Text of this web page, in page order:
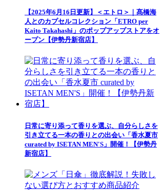
【2025年6月16日更新】＜エトロ＞｜髙橋海
人とのカプセルコレクション「ETRO per
Kaito Takahashi」のポップアップストアをオ
ープン【伊勢丹新宿店】
日常に寄り添って香りを選ぶ、自分らしさを
引き立てる一本の香りとの出会い「香水夏市
curated by ISETAN MEN'S」開催！【伊勢丹
新宿店】